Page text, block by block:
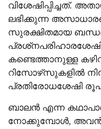
വിശേഷിപ്പിച്ചത്.
ലഭിക്കുന്ന
സുരക്ഷിതമായ
കണ്ടെത്താനുള്ള
റിസോഴ്‌സുകളില്‍
പ്രതിരോധശേഷി
ബാലന്‍ എന്ന
നോക്കുമ്പോള്‍, അവന്‍